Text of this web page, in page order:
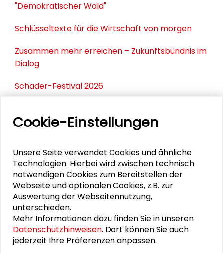
"Demokratischer Wald"
Schlüsseltexte für die Wirtschaft von morgen
Zusammen mehr erreichen – Zukunftsbündnis im
Dialog
Schader-Festival 2026
PERSONEN IM KONTEXT
Rocío Guenther
Valeria Elsesser
Alexander Gemeinhardt
Cookie-Einstellungen
Unsere Seite verwendet Cookies und ähnliche
Technologien. Hierbei wird zwischen technisch
notwendigen Cookies zum Bereitstellen der
Webseite und optionalen Cookies, z.B. zur
Auswertung der Webseitennutzung,
unterschieden.
Mehr Informationen dazu finden Sie in unseren
Datenschutzhinweisen. Dort können Sie auch
jederzeit Ihre Präferenzen anpassen.